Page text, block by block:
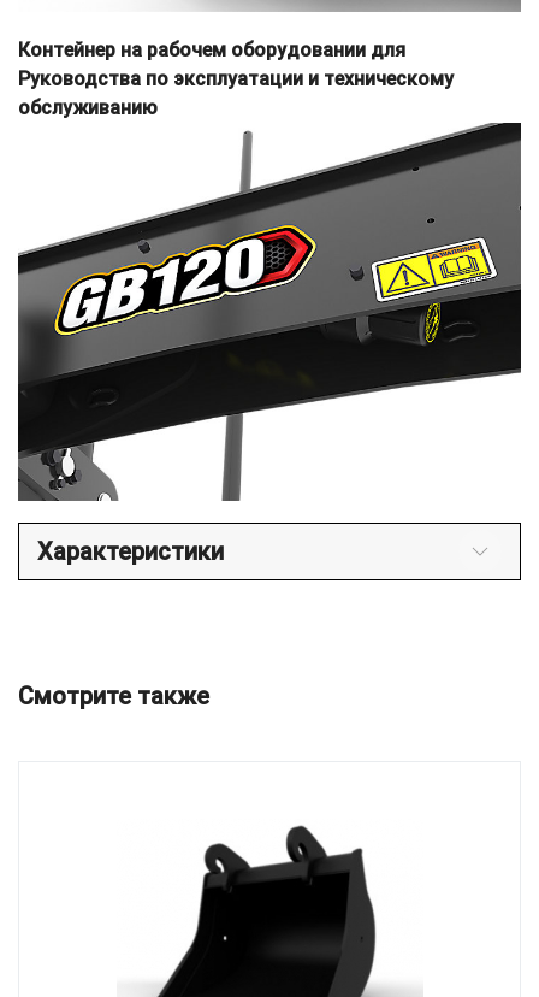
Контейнер на рабочем оборудовании для
Руководства по эксплуатации и техническому
обслуживанию
Характеристики
Смотрите также